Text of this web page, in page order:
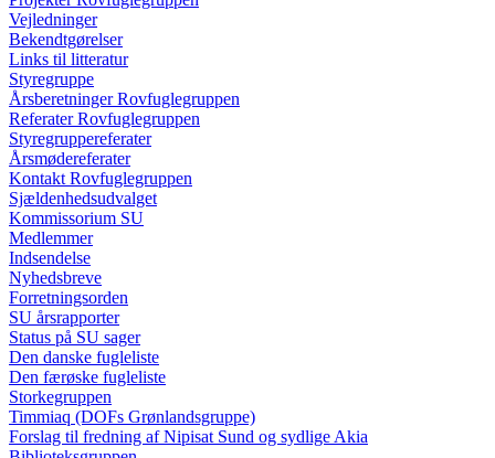
Vejledninger
Bekendtgørelser
Links til litteratur
Styregruppe
Årsberetninger Rovfuglegruppen
Referater Rovfuglegruppen
Styregruppereferater
Årsmødereferater
Kontakt Rovfuglegruppen
Sjældenhedsudvalget
Kommissorium SU
Medlemmer
Indsendelse
Nyhedsbreve
Forretningsorden
SU årsrapporter
Status på SU sager
Den danske fugleliste
Den færøske fugleliste
Storkegruppen
Timmiaq (DOFs Grønlandsgruppe)
Forslag til fredning af Nipisat Sund og sydlige Akia